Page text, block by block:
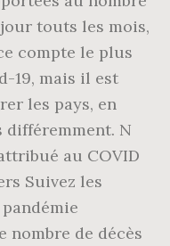
touts les mois,
compte le plus
19, mais il est
les pays, en
N
au COVID
Suivez les
nombre de décès